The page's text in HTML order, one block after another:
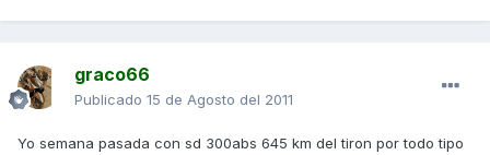
graco66
Publicado 15 de Agosto del 2011
Yo semana pasada con sd 300abs 645 km del tiron por todo tipo